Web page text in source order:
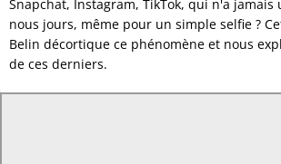
Snapchat, Instagram, TikTok, qui n'a
nous jours, même pour un simple selfie ?
Belin décortique ce phénomène et nous
de ces derniers.